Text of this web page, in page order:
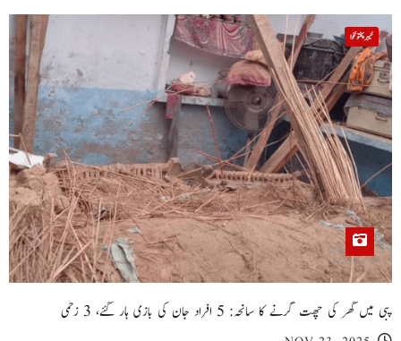
خیبر پختونخوا
پبی میں گھر کی چھت گرنے کا سانحہ: 5 افراد جان کی بازی ہار گئے، 3 زخمی